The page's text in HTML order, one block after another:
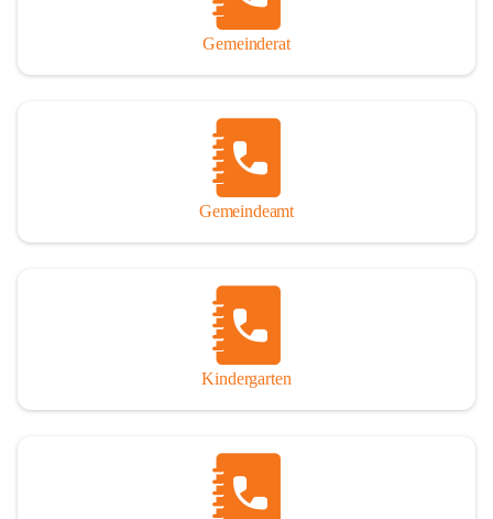
Gemeinderat
Gemeindeamt
Kindergarten